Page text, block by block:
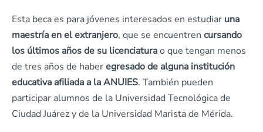
Esta beca es para jóvenes interesados en estudiar una
maestría en el extranjero, que se encuentren cursando
los últimos años de su licenciaturao que tengan menos
de tres años de haberegresado de alguna institución
educativa afiliada a laANUIES. También pueden
participar alumnos de la Universidad Tecnológica de
Ciudad Juárez y de la Universidad Marista de Mérida.